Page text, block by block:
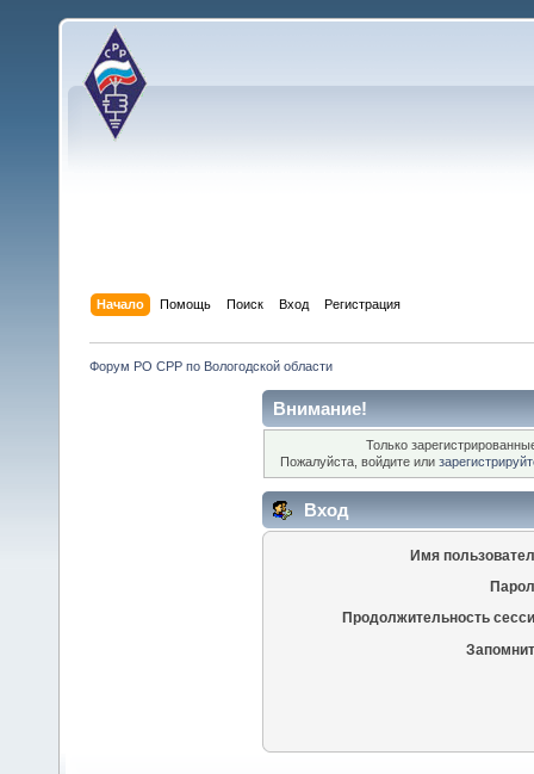
Начало Помощь Поиск Вход Регистрация
Форум РО СРР по Вологодской области
Внимание!
Только
Пожалуйста, войдите или
Вход
Имя
Продолжительность